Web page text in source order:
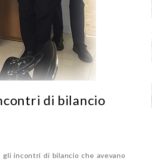
di bilancio
incontri di bilancio che avevano